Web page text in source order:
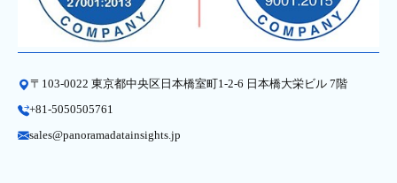
〒103-0022 東京都中央区日本橋室町1-2-6 日本橋大栄ビル 7階
+81-5050505761
sales@panoramadatainsights.jp